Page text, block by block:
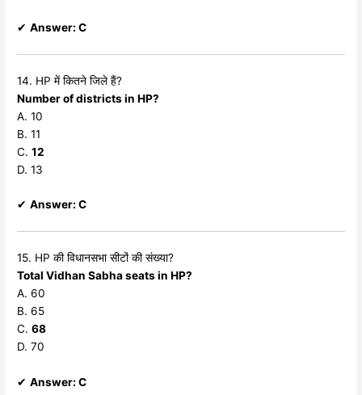
✔Answer: C
14. HP में कितने जिले हैं?
Number of districts in HP?
A. 10
B. 11
C.12
D. 13
✔Answer: C
15. HP की विधानसभा सीटों की संख्या?
Total Vidhan Sabha seats in HP?
A. 60
B. 65
C.68
D. 70
✔Answer: C